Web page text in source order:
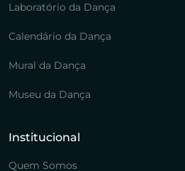
Laboratório da Dança
Calendário da Dança
Mural da Dança
Museu da Dança
Institucional
Quem Somos